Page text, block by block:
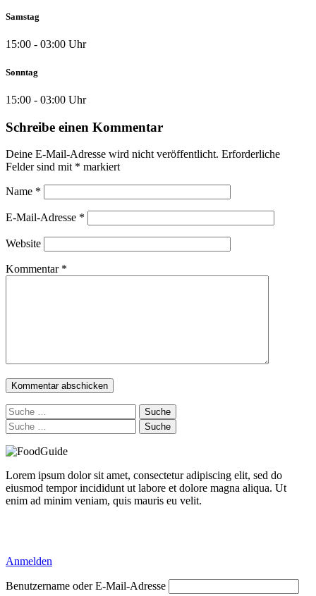
Samstag
15:00 - 03:00 Uhr
Sonntag
15:00 - 03:00 Uhr
Schreibe einen Kommentar
Deine E-Mail-Adresse wird nicht veröffentlicht. Erforderliche
Felder sind mit * markiert
Name *
E-Mail-Adresse *
Website
Kommentar *
Suche
nach:
Suche
nach:
Lorem ipsum dolor sit amet, consectetur adipiscing elit, sed do
eiusmod tempor incididunt ut labore et dolore magna aliqua. Ut
enim ad minim veniam, quis mauris eu velit.
Anmelden
Benutzername oder E-Mail-Adresse